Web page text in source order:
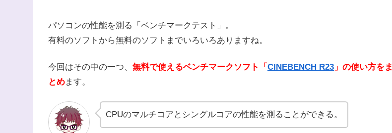
パソコンの性能を測る「ベンチマークテスト」。
有料のソフトから無料のソフトまでいろいろありますね。
今回はその中の一つ、 無料で使えるベンチマークソフト「 CINEBENCH R23 」の使い方をま
とめます。
CPUのマルチコアとシングルコアの性能を測ることができる。